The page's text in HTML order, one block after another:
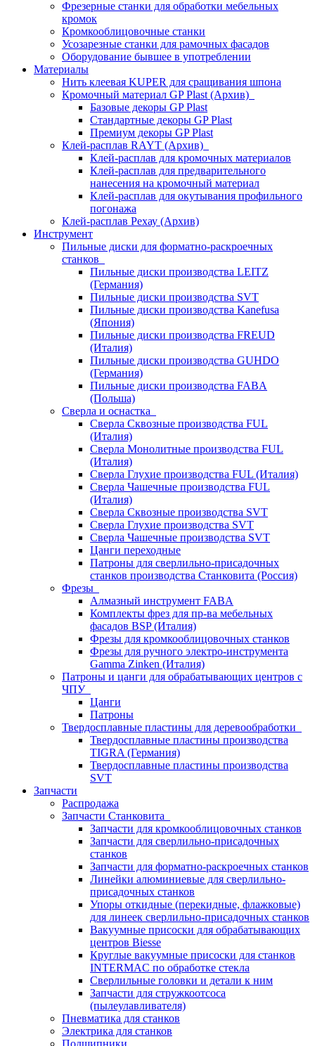
Фрезерные станки для обработки мебельных
кромок
Кромкооблицовочные станки
Усозарезные станки для рамочных фасадов
Оборудование бывшее в употреблении
Материалы
Нить клеевая KUPER для сращивания шпона
Кромочный материал GP Plast (Архив)
Базовые декоры GP Plast
Стандартные декоры GP Plast
Премиум декоры GP Plast
Клей-расплав RAYT (Архив)
Клей-расплав для кромочных материалов
Клей-расплав для предварительного
нанесения на кромочный материал
Клей-расплав для окутывания профильного
погонажа
Клей-расплав Рехау (Архив)
Инструмент
Пильные диски для форматно-раскроечных
станков
Пильные диски производства LEITZ
(Германия)
Пильные диски производства SVT
Пильные диски производства Kanefusa
(Япония)
Пильные диски производства FREUD
(Италия)
Пильные диски производства GUHDO
(Германия)
Пильные диски производства FABA
(Польша)
Сверла и оснастка
Сверла Сквозные производства FUL
(Италия)
Сверла Монолитные производства FUL
(Италия)
Сверла Глухие производства FUL (Италия)
Сверла Чашечные производства FUL
(Италия)
Сверла Сквозные производства SVT
Сверла Глухие производства SVT
Сверла Чашечные производства SVT
Цанги переходные
Патроны для сверлильно-присадочных
станков производства Станковита (Россия)
Фрезы
Алмазный инструмент FABA
Комплекты фрез для пр-ва мебельных
фасадов BSP (Италия)
Фрезы для кромкооблицовочных станков
Фрезы для ручного электро-инструмента
Gamma Zinken (Италия)
Патроны и цанги для обрабатывающих центров с
ЧПУ
Цанги
Патроны
Твердосплавные пластины для деревообработки
Твердосплавные пластины производства
TIGRA (Германия)
Твердосплавные пластины производства
SVT
Запчасти
Распродажа
Запчасти Станковита
Запчасти для кромкооблицовочных станков
Запчасти для сверлильно-присадочных
станков
Запчасти для форматно-раскроечных станков
Линейки алюминиевые для сверлильно-
присадочных станков
Упоры откидные (перекидные, флажковые)
для линеек сверлильно-присадочных станков
Вакуумные присоски для обрабатывающих
центров Biesse
Круглые вакуумные присоски для станков
INTERMAC по обработке стекла
Сверлильные головки и детали к ним
Запчасти для стружкоотсоса
(пылеулавливателя)
Пневматика для станков
Электрика для станков
Подшипники